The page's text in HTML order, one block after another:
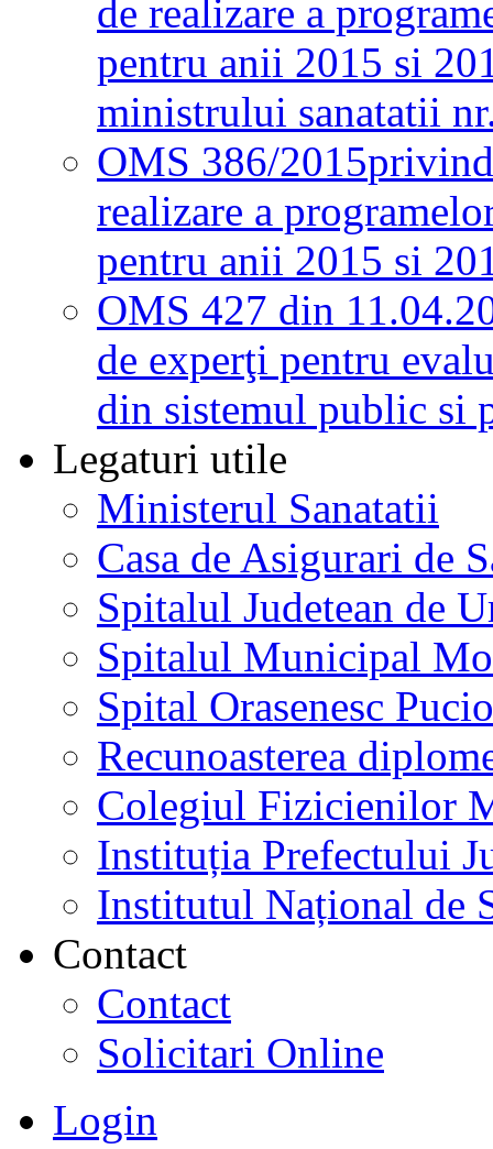
de realizare a
pentru anii 2015 si
ministrului sanatatii
OMS 386/2015
realizare a
pentru anii 2015 si
OMS 427 din
de experţi pentru
din sistemul public si
Legaturi utile
Ministerul Sanatatii
Casa de Asigurari de
Spitalul Judetean de
Spitalul Municipal
Spital Orasenesc
Recunoasterea
Colegiul Fizicienilor
Instituția Prefectului
Institutul Național de
Contact
Contact
Solicitari Online
Login